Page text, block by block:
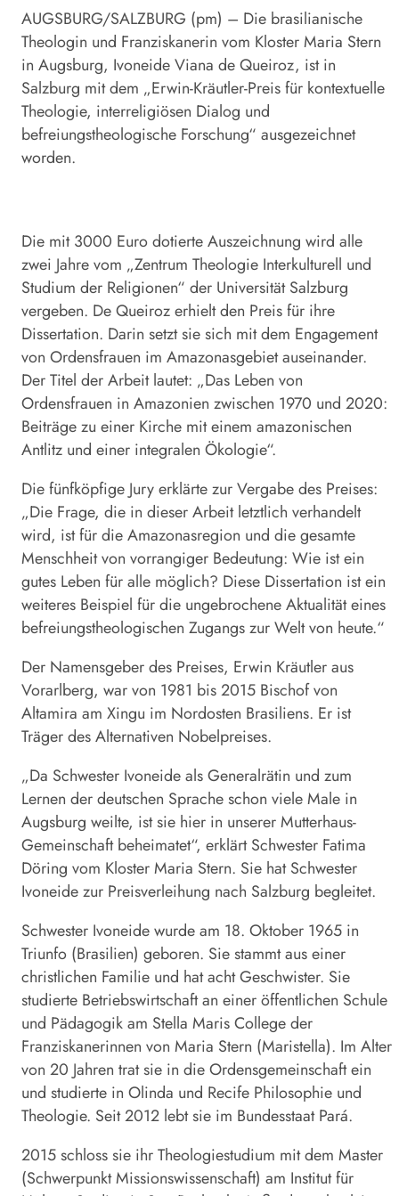
AUGSBURG/SALZBURG (pm) – Die brasilianische
Theologin und Franziskanerin vom Kloster Maria Stern
in Augsburg, Ivoneide Viana de Queiroz, ist in
Salzburg mit dem „Erwin-Kräutler-Preis für kontextuelle
Theologie, interreligiösen Dialog und
befreiungstheologische Forschung“ ausgezeichnet
worden.
Die mit 3000 Euro dotierte Auszeichnung wird alle
zwei Jahre vom „Zentrum Theologie Interkulturell und
Studium der Religionen“ der Universität Salzburg
vergeben. De Queiroz erhielt den Preis für ihre
Dissertation. Darin setzt sie sich mit dem Engagement
von Ordensfrauen im Amazonasgebiet auseinander.
Der Titel der Arbeit lautet: „Das Leben von
Ordensfrauen in Amazonien zwischen 1970 und 2020:
Beiträge zu einer Kirche mit einem amazonischen
Antlitz und einer integralen Ökologie“.
Die fünfköpfige Jury erklärte zur Vergabe des Preises:
„Die Frage, die in dieser Arbeit letztlich verhandelt
wird, ist für die Amazonasregion und die gesamte
Menschheit von vorrangiger Bedeutung: Wie ist ein
gutes Leben für alle möglich? Diese Dissertation ist ein
weiteres Beispiel für die ungebrochene Aktualität eines
befreiungstheologischen Zugangs zur Welt von heute.“
Der Namensgeber des Preises, Erwin Kräutler aus
Vorarlberg, war von 1981 bis 2015 Bischof von
Altamira am Xingu im Nordosten Brasiliens. Er ist
Träger des Alternativen Nobelpreises.
„Da Schwester Ivoneide als Generalrätin und zum
Lernen der deutschen Sprache schon viele Male in
Augsburg weilte, ist sie hier in unserer Mutterhaus-
Gemeinschaft beheimatet“, erklärt Schwester Fatima
Döring vom Kloster Maria Stern. Sie hat Schwester
Ivoneide zur Preisverleihung nach Salzburg begleitet.
Schwester Ivoneide wurde am 18. Oktober 1965 in
Triunfo (Brasilien) geboren. Sie stammt aus einer
christlichen Familie und hat acht Geschwister. Sie
studierte Betriebswirtschaft an einer öffentlichen Schule
und Pädagogik am Stella Maris College der
Franziskanerinnen von Maria Stern (Maristella). Im Alter
von 20 Jahren trat sie in die Ordensgemeinschaft ein
und studierte in Olinda und Recife Philosophie und
Theologie. Seit 2012 lebt sie im Bundesstaat Pará.
2015 schloss sie ihr Theologiestudium mit dem Master
(Schwerpunkt Missionswissenschaft) am Institut für